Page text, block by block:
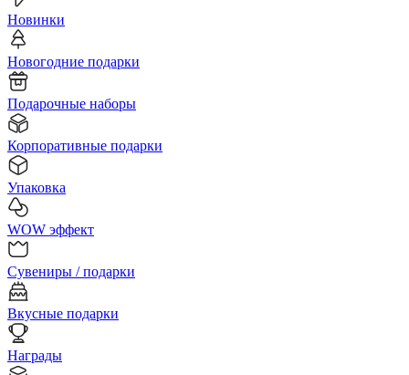
Новинки
Новогодние подарки
Подарочные наборы
Корпоративные подарки
Упаковка
WOW эффект
Сувениры / подарки
Вкусные подарки
Награды